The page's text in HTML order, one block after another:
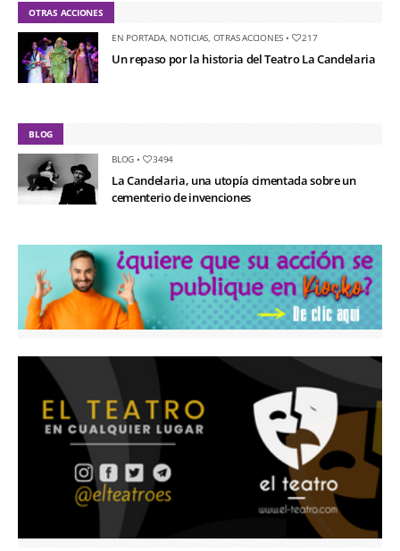
OTRAS ACCIONES
EN PORTADA, NOTICIAS OTRAS ACCIONES • 217
Un repaso por la historia del Teatro La Candelaria
BLOG
BLOG • 3494
La Candelaria, una utopía cimentada sobre un
cementerio de invenciones